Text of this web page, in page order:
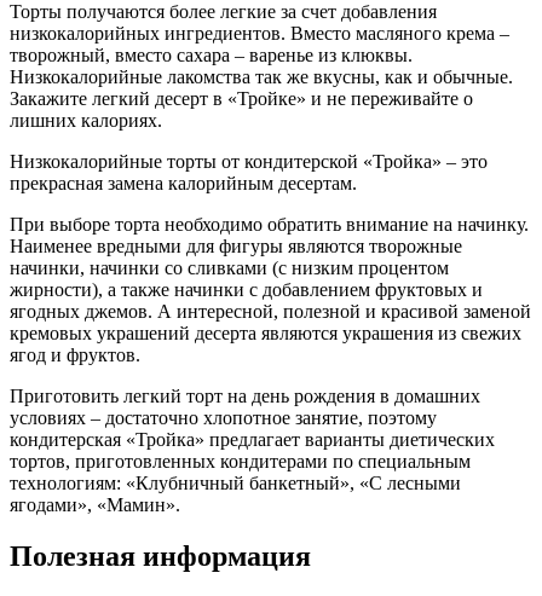
Торты получаются более легкие за счет добавления
низкокалорийных ингредиентов. Вместо масляного крема –
творожный, вместо сахара – варенье из клюквы.
Низкокалорийные лакомства так же вкусны, как и обычные.
Закажите легкий десерт в «Тройке» и не переживайте о
лишних калориях.
Низкокалорийные торты от кондитерской «Тройка» – это
прекрасная замена калорийным десертам.
При выборе торта необходимо обратить внимание на начинку.
Наименее вредными для фигуры являются творожные
начинки, начинки со сливками (с низким процентом
жирности), а также начинки с добавлением фруктовых и
ягодных джемов. А интересной, полезной и красивой заменой
кремовых украшений десерта являются украшения из свежих
ягод и фруктов.
Приготовить легкий торт на день рождения в домашних
условиях – достаточно хлопотное занятие, поэтому
кондитерская «Тройка» предлагает варианты диетических
тортов, приготовленных кондитерами по специальным
технологиям: «Клубничный банкетный», «С лесными
ягодами», «Мамин».
Полезная информация